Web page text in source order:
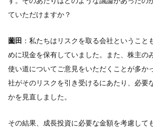
ていただけますか？
薗田 ：私たちはリスクを取る会社ということ
めに現金を保有していました。また、株主の
使い道についてご意見をいただくことが多か
社がそのリスクを引き受けるにあたり、必要
かを見直しました。
その結果、成長投資に必要な金額を考慮して